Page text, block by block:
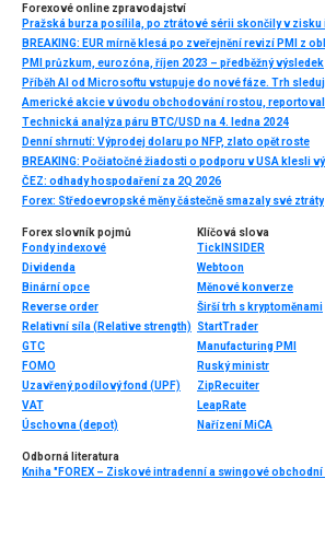
Forexové online zpravodajství
PMI průzkum, eurozóna, říjen 2023 – předběžný výsledek
Technická analýza páru BTC/USD na 4. ledna 2024
Denní shrnutí: Výprodej dolaru po NFP, zlato opět roste
ČEZ: odhady hospodaření za 2Q 2026
Forex: Středoevropské měny částečně smazaly své ztráty
Forex slovník pojmů
Fondy indexové
Dividenda
Binární opce
Reverse order
Relativní síla (Relative strength)
GTC
FOMO
Uzavřený podílový fond (UPF)
VAT
Úschovna (depot)
Klíčová slova
TickINSIDER
Webtoon
Měnové konverze
Širší trh s kryptoměnami
StartTrader
Manufacturing PMI
Ruský ministr
ZipRecuiter
LeapRate
Nařízení MiCA
Odborná literatura